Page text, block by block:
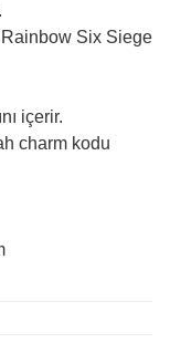
Rainbow Six Siege
içerir.
charm kodu